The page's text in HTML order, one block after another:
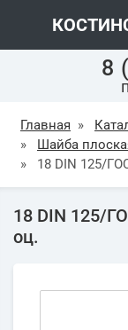
8
Главная »
»
Шайба
»
18 DIN 125/
18 DIN 125/
оц.